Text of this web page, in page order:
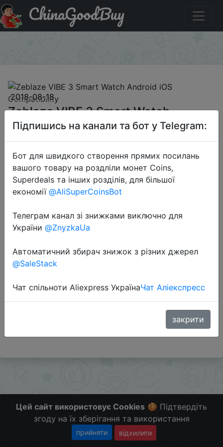
Придбати по акціи Zeblaze VIBE 3 Smart Watch Android
iOS Compatibility
ChinaGoodBuy
2018-08-18
Zeblaze VIBE 3 Smart Watch
Android iOS Compatibility
$23.99
Перейти до магазину
Додаткова інформація відсутня.
Слідкуйте за знижками на мобільному, в телеграм
Цей сайт використовує Cookies 🍪 Підтвердіть
згоду на їх зберігання та використання
прийняти відхилити
Підпишись на канали та бот у Telegram:
Бот для швидкого створення прямих посилань
вашого товару на роздліли монет Coins,
Superdeals та інших розділів, для більшої
економії @AliSuperCoinsBot
Телеграм канал зі знижками виключно для
України @ZnyzkaUa
Автоматичний збирач знижок з різних джерел
@SaleStack
Чат спільноти Aliexpress УкраїнаЧат Аліекспресс
закрити